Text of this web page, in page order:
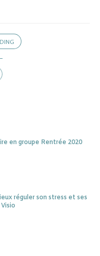
en groupe Rentrée 2020
réguler son stress et ses